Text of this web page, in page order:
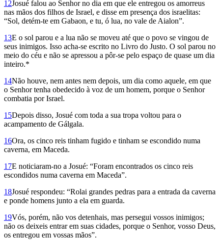
12Josué falou ao Senhor no dia em que ele entregou os amorreus
nas mãos dos filhos de Israel, e disse em presença dos israelitas:
“Sol, detém-te em Ga­baon, e tu, ó lua, no vale de Aialon”.
13E o sol parou e a lua não se moveu até que o povo se vingou de
seus inimigos. Isso acha-se escrito no Livro do Justo. O sol parou no
meio do céu e não se apressou a pôr-se pelo espaço de quase um dia
inteiro.*
14Não houve, nem antes nem depois, um dia como aquele, em que
o Senhor tenha obedecido à voz de um homem, porque o Senhor
combatia por Israel.
15Depois disso, Josué com toda a sua tropa voltou para o
acampamento de Gálgala.
16Ora, os cinco reis tinham fugido e tinham se escondido numa
caverna, em Maceda.
17E noticiaram-no a Josué: “Foram encontrados os cinco reis
escondidos numa caverna em Maceda”.
18Josué respondeu: “Rolai grandes pedras para a entrada da caverna
e ponde homens junto a ela em guarda.
19Vós, porém, não vos detenhais, mas persegui vossos inimigos;
não os deixeis entrar em suas cidades, porque o Senhor, vosso Deus,
os entregou em vossas mãos”.